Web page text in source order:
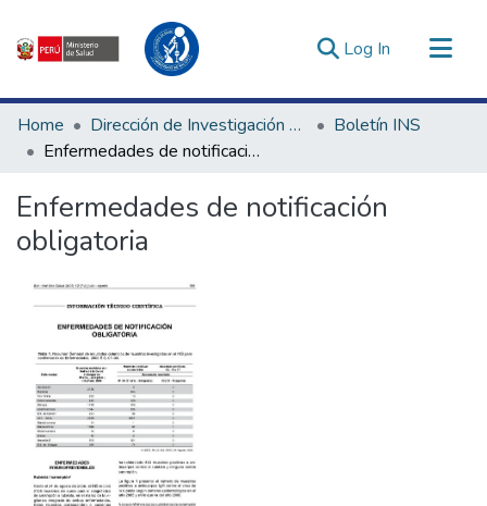
Log In (current)
Communities & Collections
All of DSpace
Estadísticas Externas
Enlaces de interés ▾
Home Dirección de Investigación e Innovación en Salud
Boletín INS
Enfermedades de notificación obligatoria
Enfermedades de notificación
obligatoria